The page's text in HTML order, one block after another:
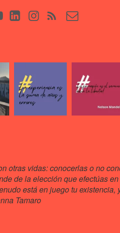
otras vidas: conocerlas o no
de la elección que efectúas
está en juego tu existencia,
Tamaro